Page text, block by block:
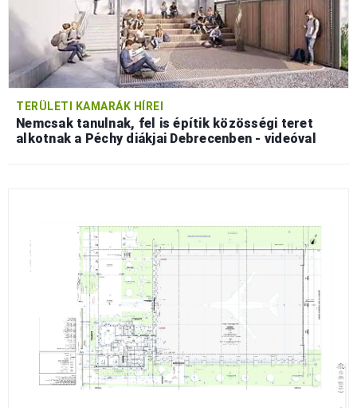
TERÜLETI KAMARÁK HÍREI
Nemcsak tanulnak, fel is építik közösségi teret
alkotnak a Péchy diákjai Debrecenben - videóval